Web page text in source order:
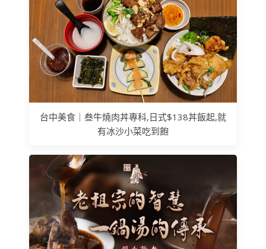
台中美食｜叁牛燒肉丼專科,日式$138丼飯起,就
有冰沙小菜吃到飽